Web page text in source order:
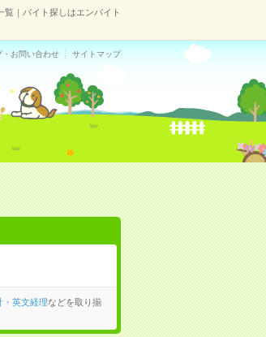
｜バイト探しはエンバイト
・お問い合わせ サイトマップ
・英文経理などを取り揃